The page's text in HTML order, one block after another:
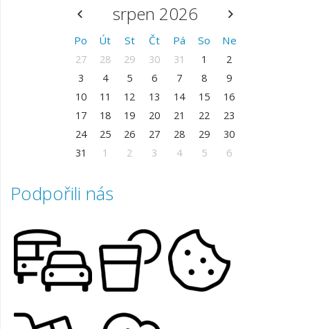
srpen 2026
Po Út St Čt Pá So Ne
27 28 29 30 31 1
2
3
4 5 6 7 8
9
10
11 12 13 14 15
16
17
18 19 20 21 22
23
24
25 26 27 28 29
30
31
1 2 3 4 5 6
Podpořili nás